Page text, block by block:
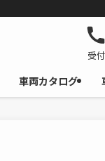
車両カタログ
受